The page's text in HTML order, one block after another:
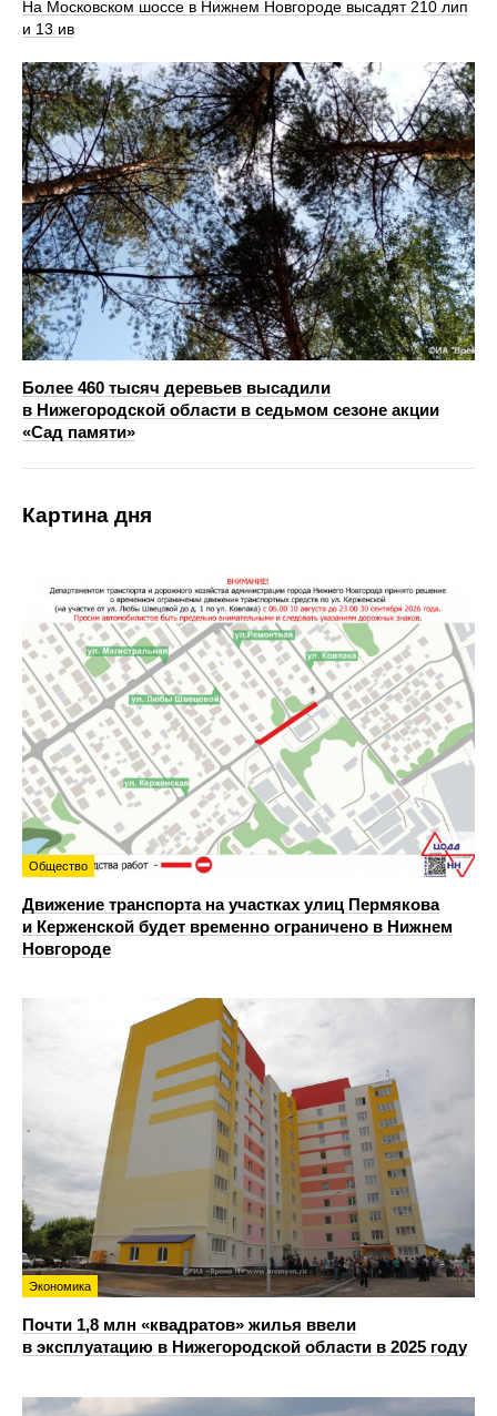
На Московском шоссе в Нижнем Новгороде высадят 210 лип
и 13 ив
Более 460 тысяч деревьев высадили
в Нижегородской области в седьмом сезоне акции
«Сад памяти»
Картина дня
Общество
Движение транспорта на участках улиц Пермякова
и Керженской будет временно ограничено в Нижнем
Новгороде
Экономика
Почти 1,8 млн «квадратов» жилья ввели
в эксплуатацию в Нижегородской области в 2025 году